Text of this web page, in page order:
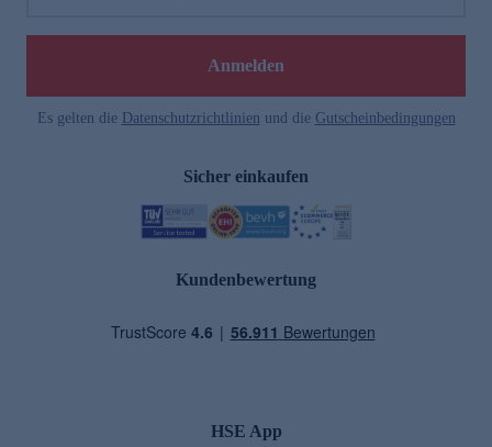
Anmelden
Es gelten die Datenschutzrichtlinien und die Gutscheinbedingungen
Sicher einkaufen
Kundenbewertung
HSE App